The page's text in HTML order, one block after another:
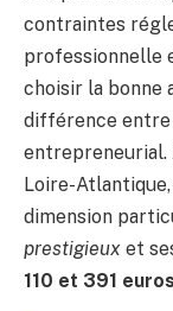
contraintes
professionnelle
choisir la bonne
différence entre
entrepreneurial.
Loire-
dimension
prestigieux et
110 et 391